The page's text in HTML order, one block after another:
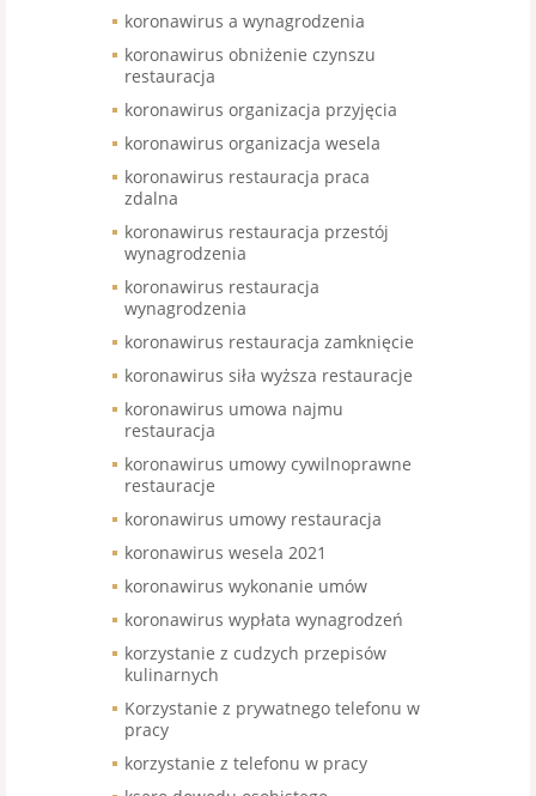
koronawirus a wynagrodzenia
koronawirus obniżenie czynszu
restauracja
koronawirus organizacja przyjęcia
koronawirus organizacja wesela
koronawirus restauracja praca
zdalna
koronawirus restauracja przestój
wynagrodzenia
koronawirus restauracja
wynagrodzenia
koronawirus restauracja zamknięcie
koronawirus siła wyższa restauracje
koronawirus umowa najmu
restauracja
koronawirus umowy cywilnoprawne
restauracje
koronawirus umowy restauracja
koronawirus wesela 2021
koronawirus wykonanie umów
koronawirus wypłata wynagrodzeń
korzystanie z cudzych przepisów
kulinarnych
Korzystanie z prywatnego telefonu w
pracy
korzystanie z telefonu w pracy